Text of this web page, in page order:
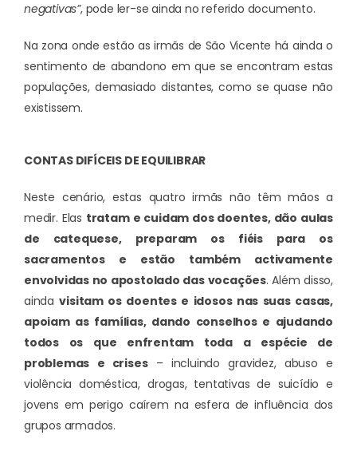
negativas”, pode ler-se ainda no referido documento.
Na zona onde estão as irmãs de São Vicente há ainda o
sentimento de abandono em que se encontram estas
populações, demasiado distantes, como se quase não
existissem.
CONTAS DIFÍCEIS DE EQUILIBRAR
Neste cenário, estas quatro irmãs não têm mãos a
medir. Elas tratam e cuidam dos doentes, dão aulas
de catequese, preparam os fiéis para os
sacramentos e estão também activamente
envolvidas no apostolado das vocações. Além disso,
aindavisitam os doentes e idosos nas suas casas,
apoiam as famílias, dando conselhos e ajudando
todos os que enfrentam toda a espécie de
problemas e crises– incluindo gravidez, abuso e
violência doméstica, drogas, tentativas de suicídio e
jovens em perigo caírem na esfera de influência dos
grupos armados.